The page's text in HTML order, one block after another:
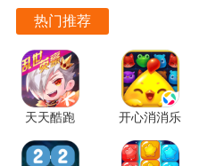
游戏采用了多样化的海底场景设
赏到美丽的海底世界。
捕鱼大咖旧版本游戏优势
额外的激光能量，提升捕鱼效率
卓版
122.7.291
热门推荐
天天酷跑
1.0.139.0
手机版
开心消消乐
1.159 手机
版